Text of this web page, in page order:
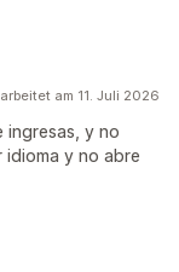
am 11. Juli 2026
ingresas, y no
idioma y no abre